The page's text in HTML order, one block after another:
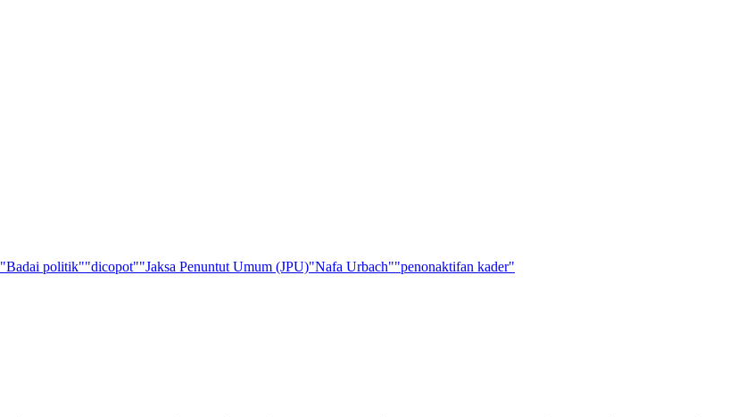
"Badai politik""dicopot""Jaksa Penuntut Umum (JPU)"Nafa Urbach""penonaktifan kader"